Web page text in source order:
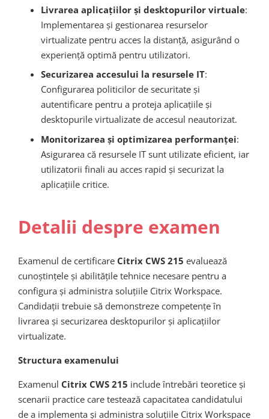
Livrarea aplicațiilor și desktopurilor virtuale:
Implementarea și gestionarea resurselor
virtualizate pentru acces la distanță, asigurând o
experiență optimă pentru utilizatori.
Securizarea accesului la resursele IT:
Configurarea politicilor de securitate și
autentificare pentru a proteja aplicațiile și
desktopurile virtualizate de accesul neautorizat.
Monitorizarea și optimizarea performanței:
Asigurarea că resursele IT sunt utilizate eficient, iar
utilizatorii finali au acces rapid și securizat la
aplicațiile critice.
Detalii despre examen
Examenul de certificare Citrix CWS 215 evaluează
cunoștințele și abilitățile tehnice necesare pentru a
configura și administra soluțiile Citrix Workspace.
Candidații trebuie să demonstreze competențe în
livrarea și securizarea desktopurilor și aplicațiilor
virtualizate.
Structura examenului
Examenul Citrix CWS 215 include întrebări teoretice și
scenarii practice care testează capacitatea candidatului
de a implementa și administra soluțiile Citrix Workspace